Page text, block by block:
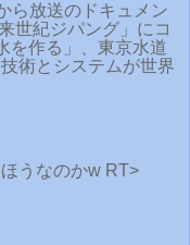
ら放送のドキュメン
世紀ジパング」にコ
を作る」、東京水道
術とシステムが世界
うなのかw RT>